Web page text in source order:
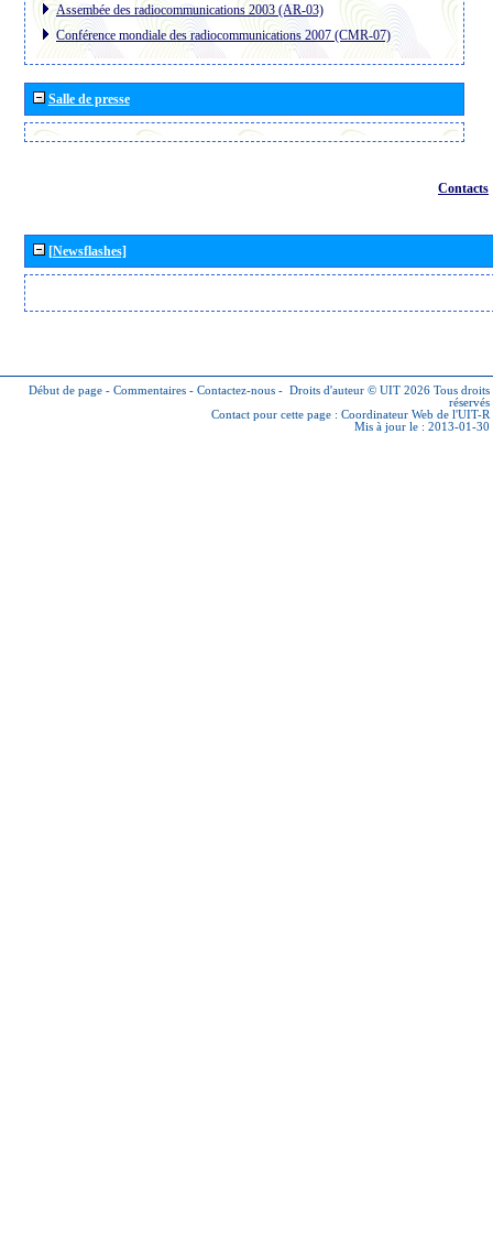
Assembée des radiocommunications 2003 (AR-03)
Conférence mondiale des radiocommunications 2007 (CMR-07)
Salle de presse
Contacts
[Newsflashes]
Début de page - Commentaires - Contactez-nous - Droits d'auteur © UIT 2026 Tous droits
réservés
Contact pour cette page : Coordinateur Web de l'UIT-R
Mis à jour le : 2013-01-30